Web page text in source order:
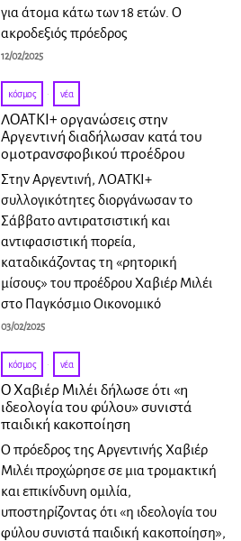
για άτομα κάτω των 18 ετών. Ο
ακροδεξιός πρόεδρος
12/02/2025
κόσμος · νέα
ΛΟΑΤΚΙ+ οργανώσεις στην
Αργεντινή διαδήλωσαν κατά του
ομοτρανσφοβικού προέδρου
Στην Αργεντινή, ΛΟΑΤΚΙ+
συλλογικότητες διοργάνωσαν το
Σάββατο αντιρατσιστική και
αντιφασιστική πορεία,
καταδικάζοντας τη «ρητορική
μίσους» του προέδρου Χαβιέρ Μιλέι
στο Παγκόσμιο Οικονομικό
03/02/2025
κόσμος · νέα
Ο Χαβιέρ Μιλέι δήλωσε ότι «η
ιδεολογία του φύλου» συνιστά
παιδική κακοποίηση
Ο πρόεδρος της Αργεντινής Χαβιέρ
Μιλέι προχώρησε σε μια τρομακτική
και επικίνδυνη ομιλία,
υποστηρίζοντας ότι «η ιδεολογία του
φύλου συνιστά παιδική κακοποίηση»,